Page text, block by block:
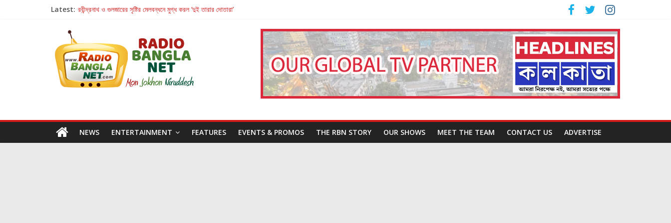
Latest: রবীন্দ্রনাথ ও গুলজারের সৃষ্টির মেলবন্ধনে মুগ্ধ করল ‘দুই তারার দোতারা’
Retribution: A Thought-Provoking Short Film That Challenges Our Understanding of Justice
হাওয়া বদলের টলিউডে ‘তুমি এলে তাই’
NEWS ENTERTAINMENT FEATURES EVENTS & PROMOS THE RBN STORY OUR SHOWS MEET THE TEAM CONTACT US ADVERTISE